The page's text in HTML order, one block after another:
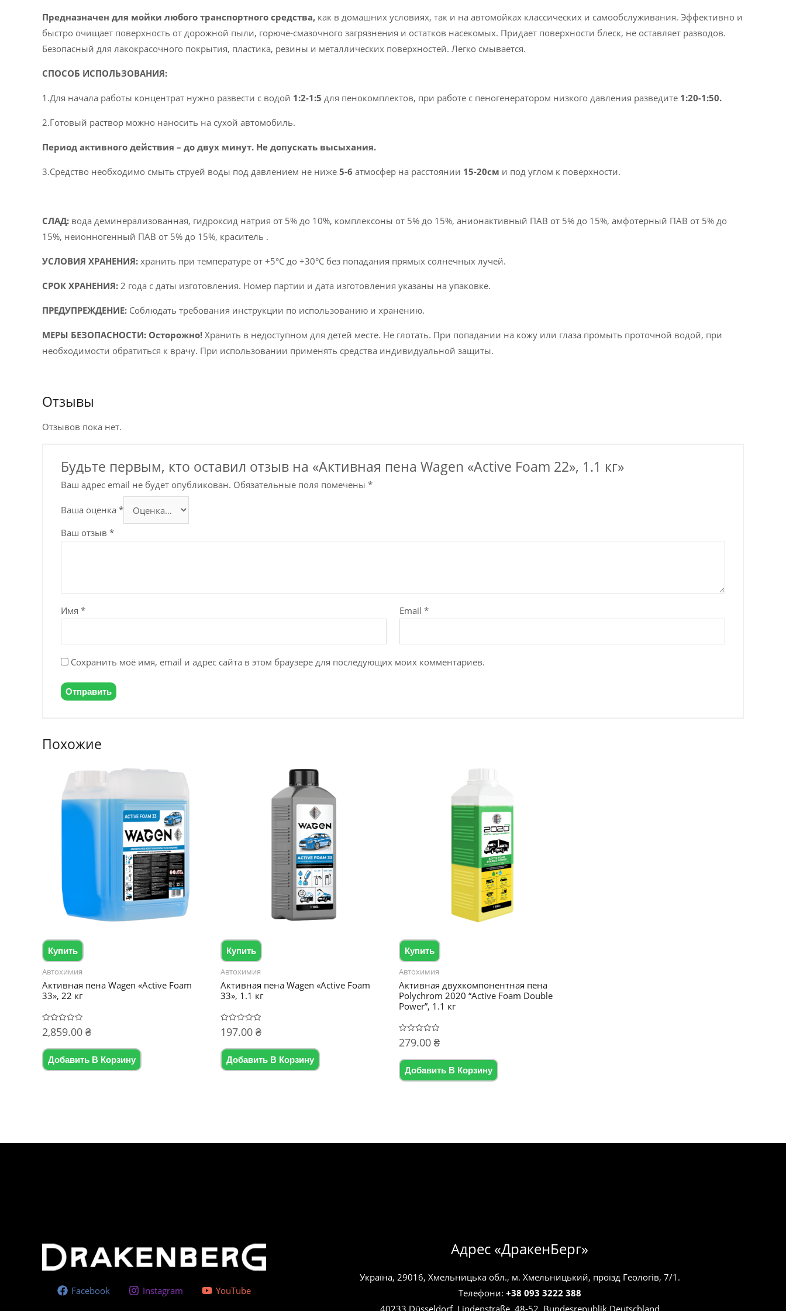
Предназначен для мойки любого транспортного средства, как в домашних условиях, так и на автомойках классических и самообслуживания. Эффективно и
быстро очищает поверхность от дорожной пыли, горюче-смазочного загрязнения и остатков насекомых. Придает поверхности блеск, не оставляет разводов.
Безопасный для лакокрасочного покрытия, пластика, резины и металлических поверхностей. Легко смывается.
СПОСОБ ИСПОЛЬЗОВАНИЯ:
1.Для начала работы концентрат нужно развести с водой 1:2-1:5 для пенокомплектов, при работе с пеногенератором низкого давления разведите 1:20-1:50.
2.Готовый раствор можно наносить на сухой автомобиль.
Период активного действия – до двух минут. Не допускать высыхания.
3.Средство необходимо смыть струей воды под давлением не ниже 5-6 атмосфер на расстоянии 15-20см и под углом к ​​поверхности.
CЛАД: вода деминерализованная, гидроксид натрия от 5% до 10%, комплексоны от 5% до 15%, анионактивный ПАВ от 5% до 15%, амфотерный ПАВ от 5% до
15%, неионногенный ПАВ от 5% до 15%, краситель .
УСЛОВИЯ ХРАНЕНИЯ: хранить при температуре от +5°C до +30°C без попадания прямых солнечных лучей.
СРОК ХРАНЕНИЯ: 2 года с даты изготовления. Номер партии и дата изготовления указаны на упаковке.
ПРЕДУПРЕЖДЕНИЕ: Соблюдать требования инструкции по использованию и хранению.
МЕРЫ БЕЗОПАСНОСТИ: Осторожно! Хранить в недоступном для детей месте. Не глотать. При попадании на кожу или глаза промыть проточной водой, при
необходимости обратиться к врачу. При использовании применять средства индивидуальной защиты.
Отзывы
Отзывов пока нет.
Будьте первым, кто оставил отзыв на «Активная пена Wagen «Active Foam 22», 1.1 кг»
Ваш адрес email не будет опубликован. Обязательные поля помечены *
Ваша оценка *
Ваш отзыв *
Имя * Email*
Сохранить моё имя, email и адрес сайта в этом браузере для последующих моих комментариев.
Похожие
Купить
Автохимия
Активная пена Wagen «Active Foam
33», 22 кг
Оценка
0
5
2,859.00 ₴
Добавить В Корзину
Купить
Автохимия
Активная пена Wagen «Active Foam
33», 1.1 кг
Оценка
0
5
197.00 ₴
Добавить В Корзину
Купить
Автохимия
Активная двухкомпонентная пена
Polychrom 2020 “Active Foam Double
Power”, 1.1 кг
Оценка
0
5
279.00 ₴
Добавить В Корзину
Facebook Instagram YouTube
Адрес «ДракенБерг»
Україна, 29016, Хмельницька обл., м. Хмельницький, проїзд Геологів, 7/1.
Телефони: +38 093 3222 388